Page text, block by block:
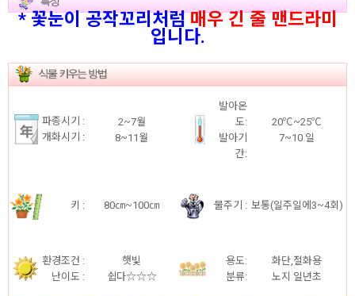
* 꽃눈이 공작꼬리처럼매우 긴 줄 맨드라미
입니다.
파종시기 :
개화시기 :
2~7월
8~11월
발아온
도:
발아기
간:
20℃~25℃
7~10 일
키 : 80㎝~100㎝ 물주기 : 보통(일주일에3~4회)
환경조건 :
난이도 :
햇빛
쉽다☆☆☆
용도:
분류:
화단,절화용
노지 일년초